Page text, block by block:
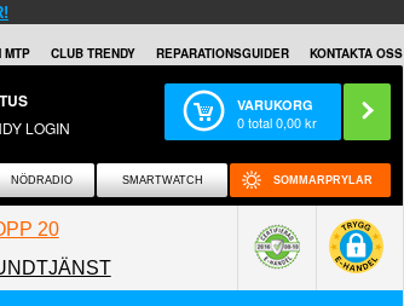
MTP CLUB TRENDY REPARATIONSGUIDER KONTAKTA OSS
LOGIN
VARUKORG
0total0,00kr
NÖDRADIO SMARTWATCH SOMMARPRYLAR
20